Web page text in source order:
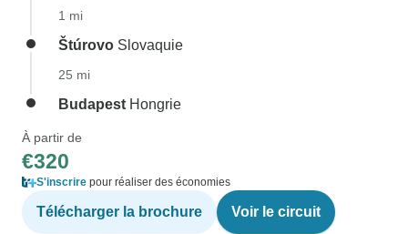
1 mi
Štúrovo Slovaquie
25 mi
Budapest Hongrie
À partir de
€320
S'inscrire pour réaliser des économies
Télécharger la brochure Voir le circuit